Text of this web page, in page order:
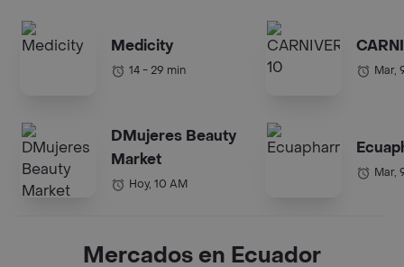
Medicity
14 - 29 min
DMujeres Beauty
Market
Hoy, 10 AM
Mar,
Mar,
Mercados en Ecuador